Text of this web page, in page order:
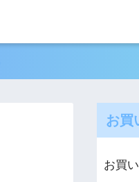
お買
お買